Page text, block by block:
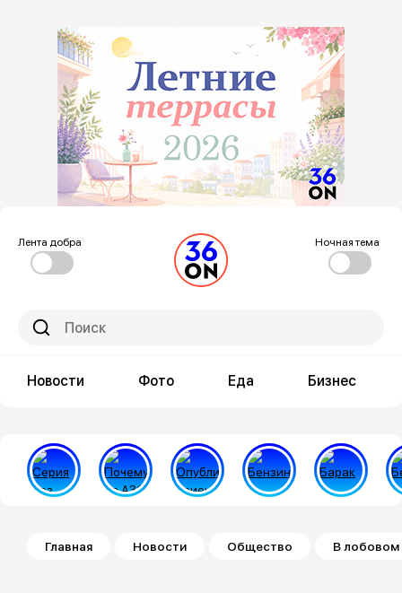
Лента добра Ночная тема
Новости Фото Еда Бизнес
Строка навигации
Главная Новости Общество В лобовом